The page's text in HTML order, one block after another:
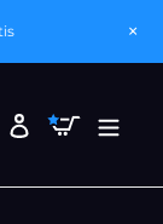
×
IngresarCarrito